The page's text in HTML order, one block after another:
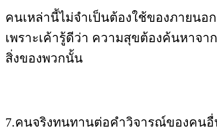
คนเหล่านี้ไม่จำเป็นต้องใช้ของภายนอ
เพราะเค้ารู้ดีว่า ความสุขต้องค้นหาจา
สิ่งของพวกนั้น
7.คนจริงทนทานต่อคำวิจารณ์ของคนอื่น